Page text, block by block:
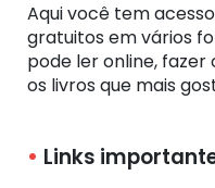
Aqui você tem
gratuitos em vários
pode ler online,
os livros que mais
Links